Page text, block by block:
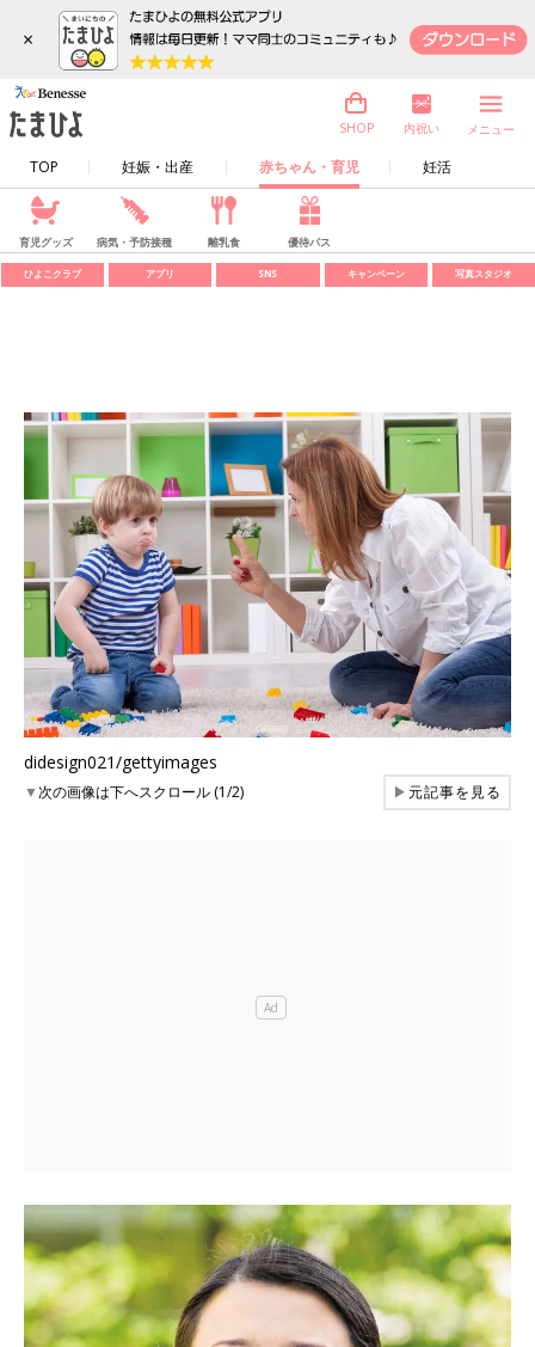
×
TOP 妊娠・出産 赤ちゃん・育児 妊活
SHOP 内祝い メニュー
育児グッズ 病気・予防接種 離乳食 優待パス
ひよこクラブ アプリ SNS キャンペーン 写真スタジオ
didesign021/gettyimages
▼次の画像は下へスクロール (1/2) ▶元記事を見る